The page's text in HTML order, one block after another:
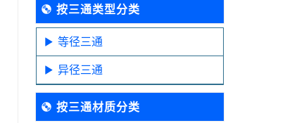
按三通类型分类
等径三通
异径三通
按三通材质分类